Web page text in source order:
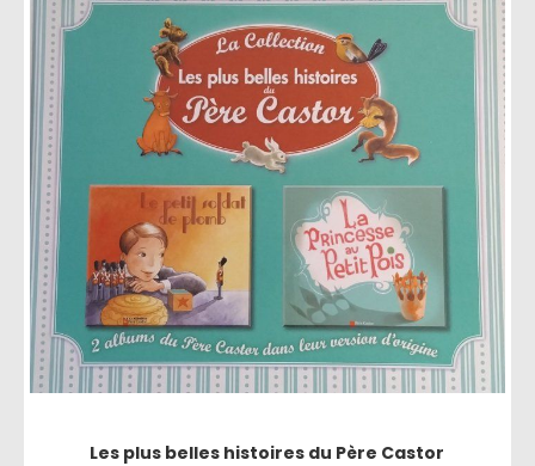
Les plus belles histoires du Père Castor